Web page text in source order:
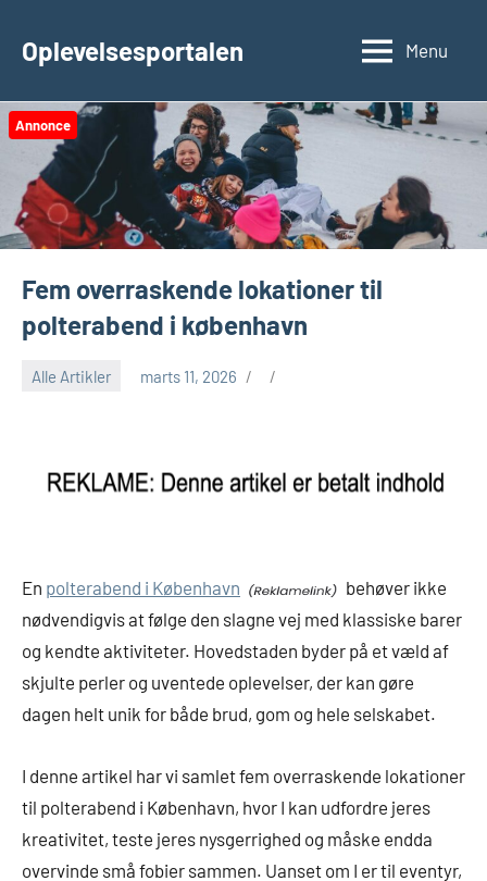
Oplevelsesportalen Menu
Annonce
Fem overraskende lokationer til
polterabend i københavn
Alle Artikler marts 11, 2026
En polterabend i København
behøver ikke
nødvendigvis at følge den slagne vej med klassiske barer
og kendte aktiviteter. Hovedstaden byder på et væld af
skjulte perler og uventede oplevelser, der kan gøre
dagen helt unik for både brud, gom og hele selskabet.
I denne artikel har vi samlet fem overraskende lokationer
til polterabend i København, hvor I kan udfordre jeres
kreativitet, teste jeres nysgerrighed og måske endda
overvinde små fobier sammen. Uanset om I er til eventyr,